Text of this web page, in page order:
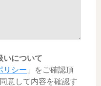
いについて
リシー 」をご確認頂
意して内容を確認す